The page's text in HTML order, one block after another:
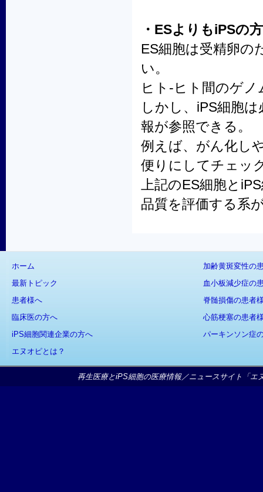
・ESよりもiPSの
ES細胞は受精卵の
い。
ヒト-ヒト間のゲ
しかし、iPS細胞
報が参照できる。
例えば、がん化し
便りにしてチェッ
上記のES細胞と
品質を評価する系
ホーム
最新トピック
患者様へ
臨床医の方へ
iPS細胞関連企業の方へ
エヌオピとは？
加齢黄斑変性の
血小板減少症の
脊髄損傷の患者
心筋梗塞の患者
パーキンソン症
再生医療とiPS細胞の医療情報／ニュースサイト「